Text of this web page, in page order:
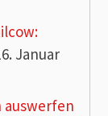
Januar
auswerfen